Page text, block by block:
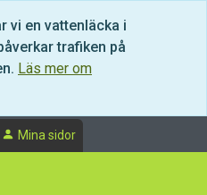
vi en vattenläcka i
trafiken på
Läs mer om
Mina sidor